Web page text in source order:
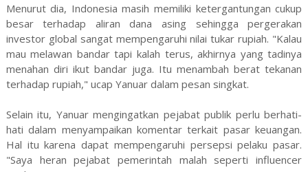
Menurut dia, Indonesia masih memiliki ketergantungan cukup
besar terhadap aliran dana asing sehingga pergerakan
investor global sangat mempengaruhi nilai tukar rupiah. "Kalau
mau melawan bandar tapi kalah terus, akhirnya yang tadinya
menahan diri ikut bandar juga. Itu menambah berat tekanan
terhadap rupiah," ucap Yanuar dalam pesan singkat.
Selain itu, Yanuar mengingatkan pejabat publik perlu berhati-
hati dalam menyampaikan komentar terkait pasar keuangan.
Hal itu karena dapat mempengaruhi persepsi pelaku pasar.
"Saya heran pejabat pemerintah malah seperti influencer